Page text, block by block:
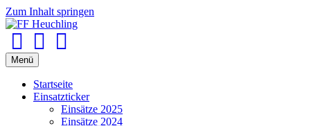
Zum Inhalt springen
Menü
Startseite
Einsatzticker
Einsätze 2025
Einsätze 2024